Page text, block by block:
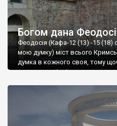
Богом дана
Феодосія (Кафа-12 (13) -15 (18)
мою думку) міст всього
думка в кожного своя, тому
запрошую відвідати це